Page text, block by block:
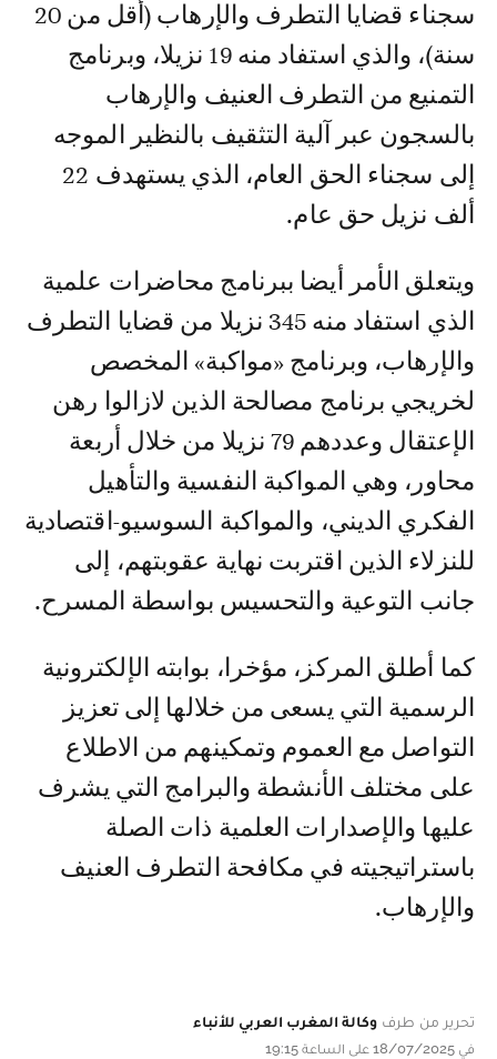
سجناء قضايا التطرف والإرهاب (أقل من 20
سنة)، والذي استفاد منه 19 نزيلا، وبرنامج
التمنيع من التطرف العنيف والإرهاب
بالسجون عبر آلية التثقيف بالنظير الموجه
إلى سجناء الحق العام، الذي يستهدف 22
ألف نزيل حق عام.
ويتعلق الأمر أيضا ببرنامج محاضرات علمية
الذي استفاد منه 345 نزيلا من قضايا التطرف
والإرهاب، وبرنامج «مواكبة» المخصص
لخريجي برنامج مصالحة الذين لازالوا رهن
الإعتقال وعددهم 79 نزيلا من خلال أربعة
محاور، وهي المواكبة النفسية والتأهيل
الفكري الديني، والمواكبة السوسيو-اقتصادية
للنزلاء الذين اقتربت نهاية عقوبتهم، إلى
جانب التوعية والتحسيس بواسطة المسرح.
كما أطلق المركز، مؤخرا، بوابته الإلكترونية
الرسمية التي يسعى من خلالها إلى تعزيز
التواصل مع العموم وتمكينهم من الاطلاع
على مختلف الأنشطة والبرامج التي يشرف
عليها والإصدارات العلمية ذات الصلة
باستراتيجيته في مكافحة التطرف العنيف
والإرهاب.
تحرير من طرف وكالة المغرب العربي للأنباء
في 18/07/2025 على الساعة 19:15